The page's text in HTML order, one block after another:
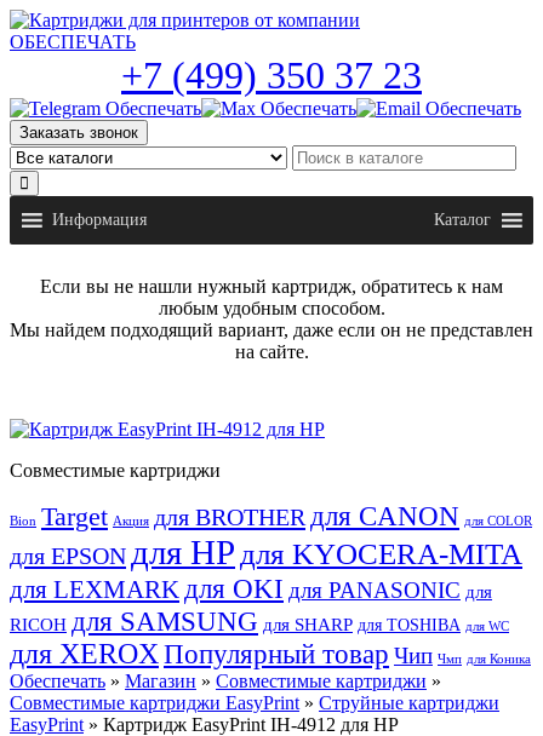
Skip
to
+7 (499) 350 37 23
Заказать звонок
Информация Каталог
Если вы не нашли нужный картридж, обратитесь к нам
любым удобным способом.
Мы найдем подходящий вариант, даже если он не представлен
на сайте.
Совместимые картриджи
Bion Target Акция для BROTHER для CANON для COLOR
для EPSON для HP для KYOCERA-MITA
для LEXMARK для OKI для PANASONIC для
RICOH для SAMSUNG для SHARP для TOSHIBA для WC
для XEROX Популярный товар Чип Чмп для Коника
Обеспечать » Магазин » Совместимые картриджи »
Совместимые картриджи EasyPrint » Струйные картриджи
EasyPrint » Картридж EasyPrint IH-4912 для HP